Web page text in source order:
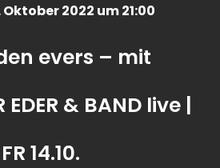
Oktober 2022 um 21:00
evers – mit
EDER & BAND live |
FR 14.10.